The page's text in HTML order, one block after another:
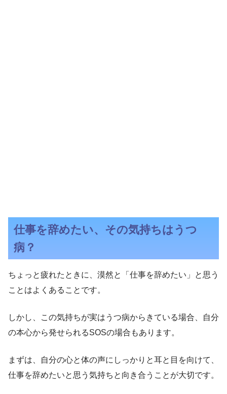
仕事を辞めたい、その気持ちはうつ
病？
ちょっと疲れたときに、漠然と「仕事を辞めたい」と思う
ことはよくあることです。
しかし、この気持ちが実はうつ病からきている場合、自分
の本心から発せられるSOSの場合もあります。
まずは、自分の心と体の声にしっかりと耳と目を向けて、
仕事を辞めたいと思う気持ちと向き合うことが大切です。